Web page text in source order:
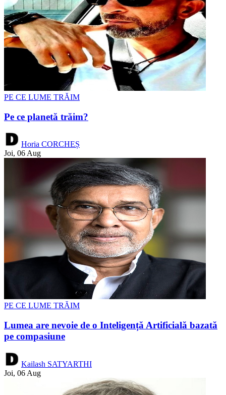
PE CE LUME TRĂIM
Pe ce planetă trăim?
Horia CORCHEȘ
Joi, 06 Aug
PE CE LUME TRĂIM
Lumea are nevoie de o Inteligență Artificială bazată
pe compasiune
Kailash SATYARTHI
Joi, 06 Aug